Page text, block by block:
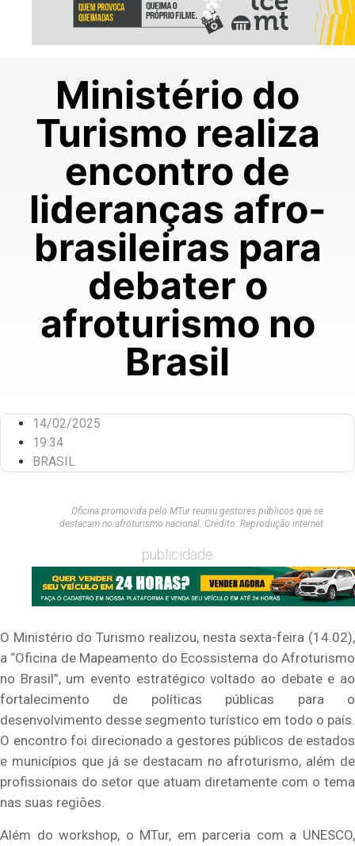
Ministério do
Turismo realiza
encontro de
lideranças afro-
brasileiras para
debater o
afroturismo no
Brasil
14/02/2025
19:34
BRASIL
Oficina promovida pelo MTur reuniu gestores públicos que se
destacam no afroturismo nacional. Crédito: Reprodução internet
publicidade
O Ministério do Turismo realizou, nesta sexta-feira (14.02),
a “Oficina de Mapeamento do Ecossistema do Afroturismo
no Brasil”, um evento estratégico voltado ao debate e ao
fortalecimento de políticas públicas para o
desenvolvimento desse segmento turístico em todo o país.
O encontro foi direcionado a gestores públicos de estados
e municípios que já se destacam no afroturismo, além de
profissionais do setor que atuam diretamente com o tema
nas suas regiões.
Além do workshop, o MTur, em parceria com a UNESCO,